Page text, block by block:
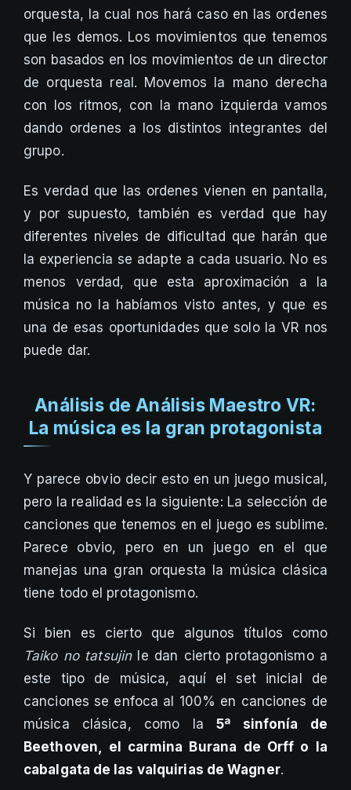
orquesta, la cual nos hará caso en las ordenes
que les demos. Los movimientos que tenemos
son basados en los movimientos de un director
de orquesta real. Movemos la mano derecha
con los ritmos, con la mano izquierda vamos
dando ordenes a los distintos integrantes del
grupo.
Es verdad que las ordenes vienen en pantalla,
y por supuesto, también es verdad que hay
diferentes niveles de dificultad que harán que
la experiencia se adapte a cada usuario. No es
menos verdad, que esta aproximación a la
música no la habíamos visto antes, y que es
una de esas oportunidades que solo la VR nos
puede dar.
Análisis de Análisis Maestro VR:
La música es la gran protagonista
Y parece obvio decir esto en un juego musical,
pero la realidad es la siguiente: La selección de
canciones que tenemos en el juego es sublime.
Parece obvio, pero en un juego en el que
manejas una gran orquesta la música clásica
tiene todo el protagonismo.
Si bien es cierto que algunos títulos como
Taiko no tatsujinle dan cierto protagonismo a
este tipo de música, aquí el set inicial de
canciones se enfoca al 100% en canciones de
música clásica, como la5ª sinfonía de
Beethoven, el carmina Burana de Orff o la
cabalgata de las valquirias de Wagner.